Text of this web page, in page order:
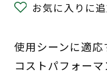
お気に入りに
使用シーンに適
コストパフォーマ